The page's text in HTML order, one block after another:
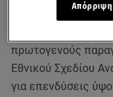
Η επιπλέον
πρωτογενούς
Εθνικού Σχεδίου
για επενδύσεις